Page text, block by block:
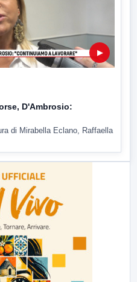
▶
D'Ambrosio:
di Mirabella Eclano, Raffaella